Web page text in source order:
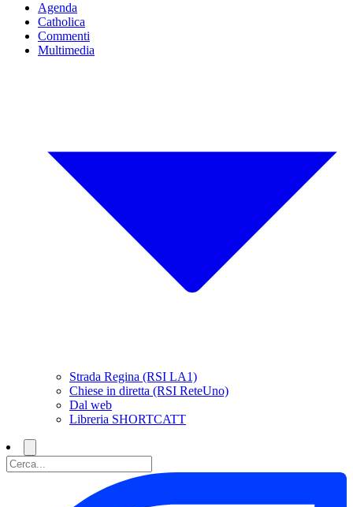
Agenda
Catholica
Commenti
Multimedia
Strada Regina (RSI LA1)
Chiese in diretta (RSI ReteUno)
Dal web
Libreria SHORTCATT